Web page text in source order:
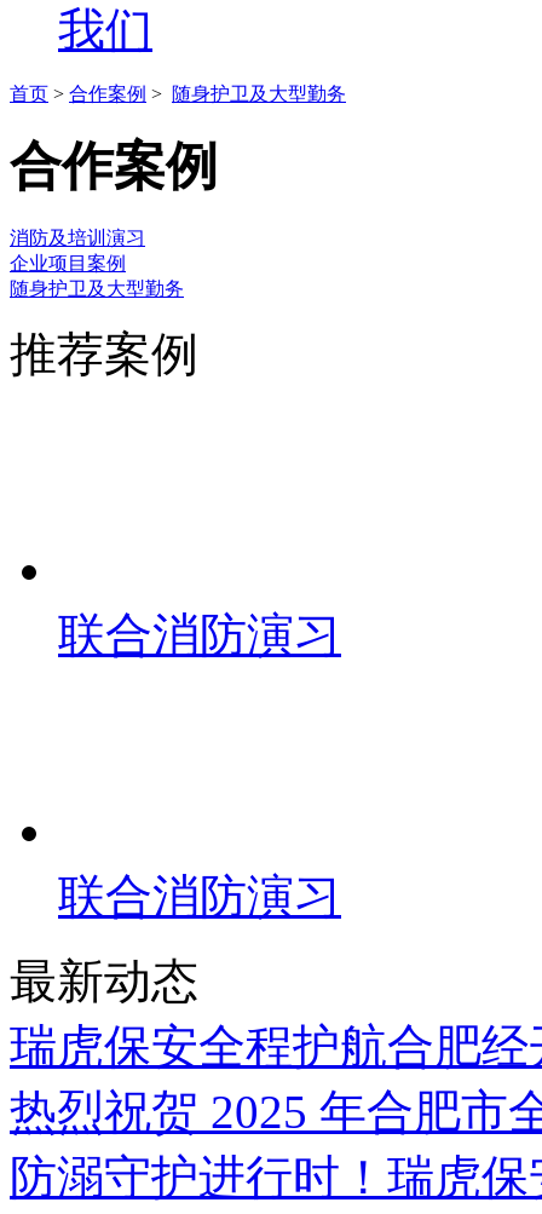
我们
首页 > 合作案例 > 随身护卫及大型勤务
合作案例
消防及培训演习
企业项目案例
随身护卫及大型勤务
推荐案例
联合消防演习
联合消防演习
最新动态
瑞虎保安全程护航合肥
热烈祝贺 2025 年合肥市
防溺守护进行时！瑞虎